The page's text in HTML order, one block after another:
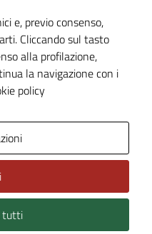
e, previo consenso,
Cliccando sul tasto
alla profilazione,
la navigazione con i
policy
tutti